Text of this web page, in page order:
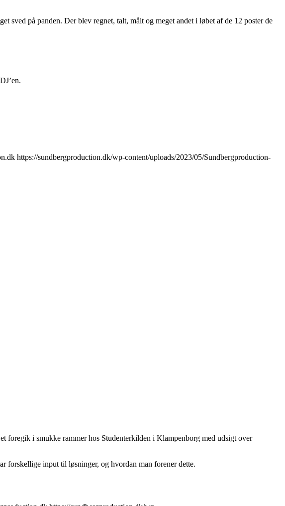
sved på panden. Der blev regnet, talt, målt og meget andet i løbet af de 12 poster de
https://sundbergproduction.dk/wp-content/uploads/2023/05/Sundbergproduction-
foregik i smukke rammer hos Studenterkilden i Klampenborg med udsigt over
forskellige input til løsninger, og hvordan man forener dette.